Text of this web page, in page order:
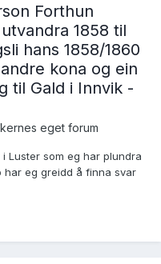
Forthun
1858 til
hans 1858/1860
kona og ein
til Gald i Innvik -
eget forum
Luster som eg har plundra
har eg greidd å finna svar
som truleg var